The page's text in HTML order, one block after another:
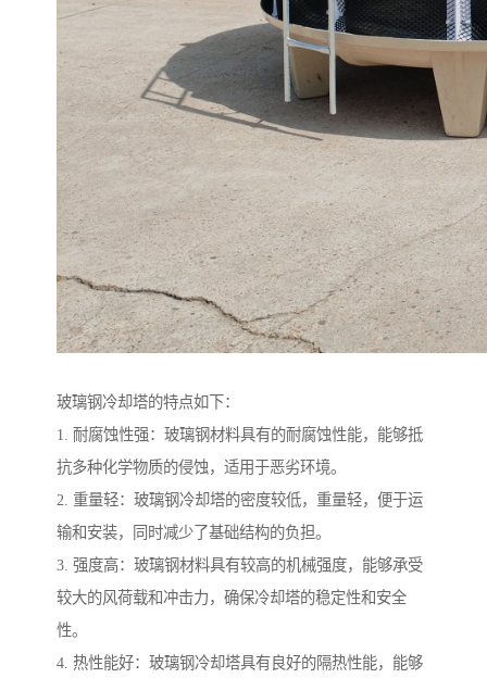
玻璃钢冷却塔的特点如下：
1. 耐腐蚀性强：玻璃钢材料具有的耐腐蚀性能，能够抵
抗多种化学物质的侵蚀，适用于恶劣环境。
2. 重量轻：玻璃钢冷却塔的密度较低，重量轻，便于运
输和安装，同时减少了基础结构的负担。
3. 强度高：玻璃钢材料具有较高的机械强度，能够承受
较大的风荷载和冲击力，确保冷却塔的稳定性和安全
性。
4. 热性能好：玻璃钢冷却塔具有良好的隔热性能，能够